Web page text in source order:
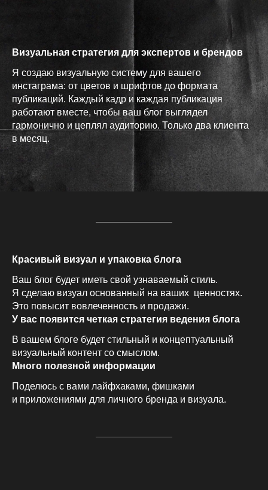
Визуальная стратегия для экспертов и брендов
Я создаю визуальную систему для вашего
инстаграма: от цветов и шрифтов до формата
публикаций. Каждый кадр и каждая публикация
работают вместе, чтобы ваш блог выглядел
гармонично и цеплял аудиторию. Только два клиента
в месяц.
Красивый визуал и упаковка блога
Ваш блог будет иметь свой узнаваемый стиль.
Я сделаю визуал основанный на ваших ценностях.
Это повысит вовлеченность и продажи.
У вас появится четкая стратегия ведения блога
В вашем блоге будет стильный и концептуальный
визуальный контент со смыслом.
Много полезной информации
Поделюсь с вами лайфхаками, фишками
и приложениями для личного бренда и визуала.